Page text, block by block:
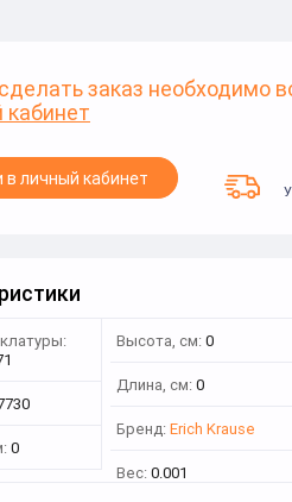
заказ необходимо
в личный кабинет
0
Высота, см: 0
Длина, см: 0
Бренд: Erich Krause
Вес: 0.001